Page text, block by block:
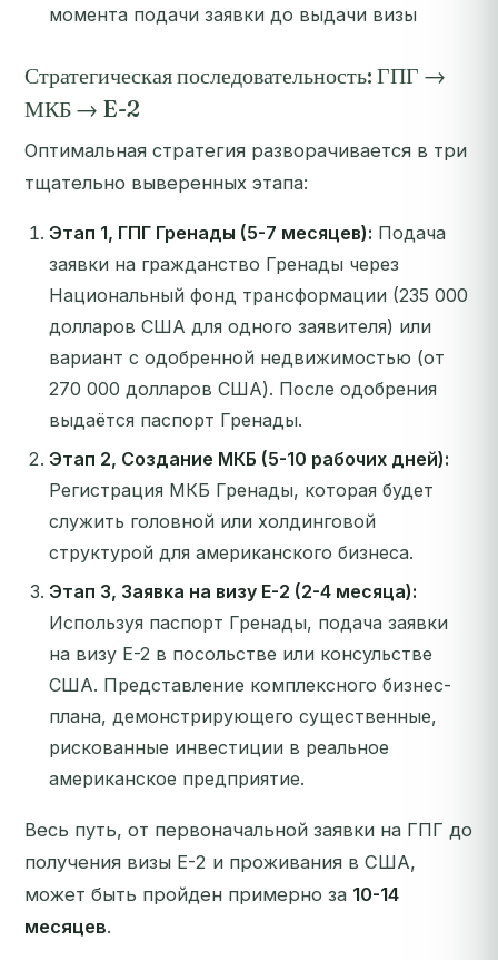
момента подачи заявки до выдачи визы
Стратегическая последовательность: ГПГ →
МКБ → E-2
Оптимальная стратегия разворачивается в три
тщательно выверенных этапа:
Этап 1, ГПГ Гренады (5-7 месяцев): Подача
заявки на гражданство Гренады через
Национальный фонд трансформации (235 000
долларов США для одного заявителя) или
вариант с одобренной недвижимостью (от
270 000 долларов США). После одобрения
выдаётся паспорт Гренады.
Этап 2, Создание МКБ (5-10 рабочих дней):
Регистрация МКБ Гренады, которая будет
служить головной или холдинговой
структурой для американского бизнеса.
Этап 3, Заявка на визу E-2 (2-4 месяца):
Используя паспорт Гренады, подача заявки
на визу E-2 в посольстве или консульстве
США. Представление комплексного бизнес-
плана, демонстрирующего существенные,
рискованные инвестиции в реальное
американское предприятие.
Весь путь, от первоначальной заявки на ГПГ до
получения визы E-2 и проживания в США,
может быть пройден примерно за 10-14
месяцев.